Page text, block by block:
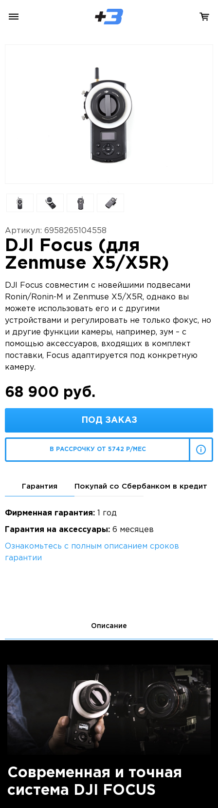
Артикул: 6958265104558
DJI Focus (для
Zenmuse X5/X5R)
DJI Focus совместим с новейшими подвесами
Ronin/Ronin-M и Zenmuse X5/X5R, однако вы
можете использовать его и с другими
устройствами и регулировать не только фокус, но
и другие функции камеры, например, зум – с
помощью аксессуаров, входящих в комплект
поставки, Focus адаптируется под конкретную
камеру.
68 900 руб.
ПОД ЗАКАЗ
В РАССРОЧКУ ОТ 5742 Р/МЕС
Гарантия Покупай со Сбербанком в кредит
Фирменная гарантия: 1 год
Гарантия на аксессуары: 6 месяцев
Ознакомьтесь с полным описанием сроков
гарантии
Описание
Современная и точная
система DJI FOCUS